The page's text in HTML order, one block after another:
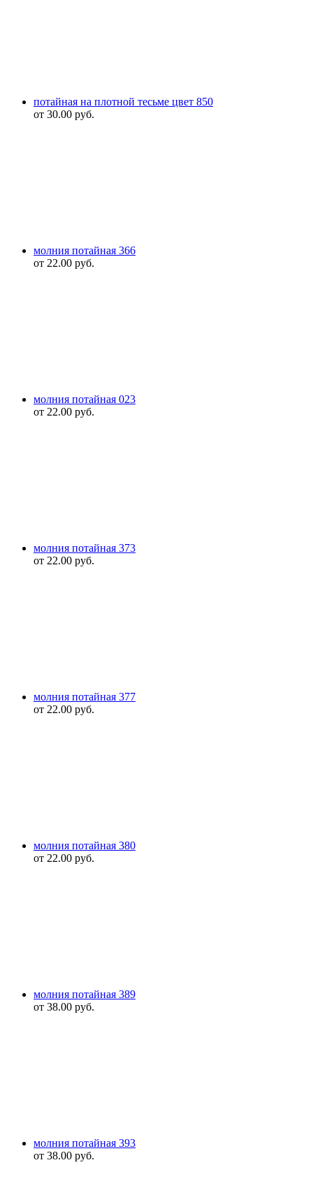
потайная на плотной тесьме цвет 850
от 30.00 руб.
молния потайная 366
от 22.00 руб.
молния потайная 023
от 22.00 руб.
молния потайная 373
от 22.00 руб.
молния потайная 377
от 22.00 руб.
молния потайная 380
от 22.00 руб.
молния потайная 389
от 38.00 руб.
молния потайная 393
от 38.00 руб.